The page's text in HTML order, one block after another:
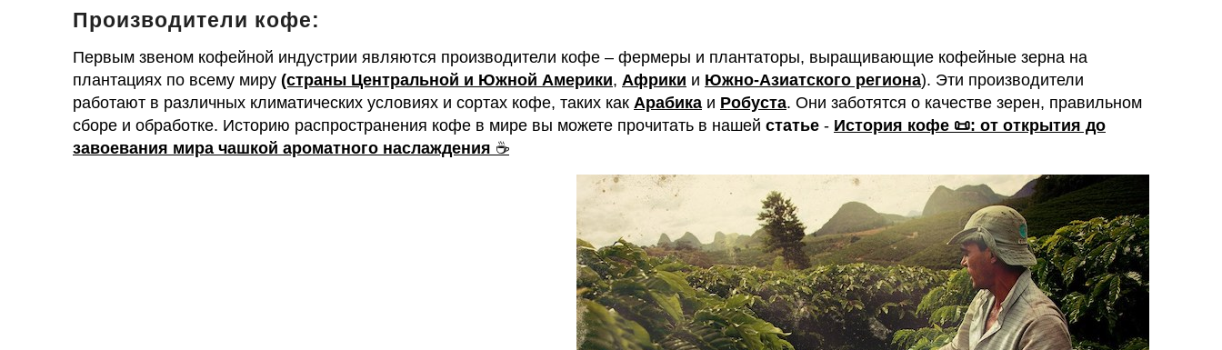
Производители кофе:
Первым звеном кофейной индустрии являются производители кофе – фермеры и плантаторы, выращивающие кофейные зерна на
плантациях по всему миру (страны Центральной и Южной Америки, Африки и Южно-Азиатского региона). Эти производители
работают в различных климатических условиях и сортах кофе, таких как Арабика и Робуста. Они заботятся о качестве зерен, правильном
сборе и обработке. Историю распространения кофе в мире вы можете прочитать в нашей статье - История кофе 📜: от открытия до
завоевания мира чашкой ароматного наслаждения ☕